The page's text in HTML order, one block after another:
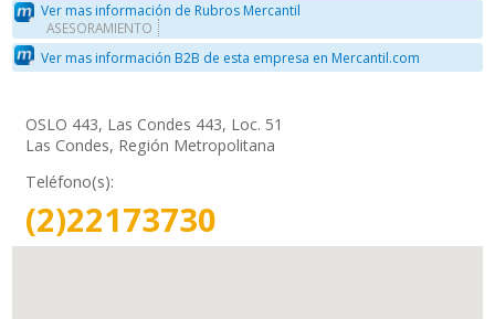
Ver mas información de Rubros Mercantil
ASESORAMIENTO
Ver mas información B2B de esta empresa en Mercantil.com
OSLO 443, Las Condes 443, Loc. 51
Las Condes, Región Metropolitana
Teléfono(s):
(2)22173730